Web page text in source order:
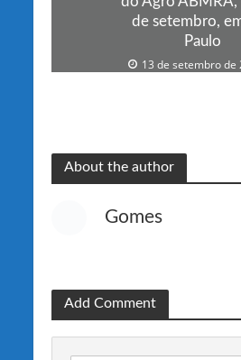
de setembro,
Paulo
13 de setembro de
About the author
Gomes
Add Comment